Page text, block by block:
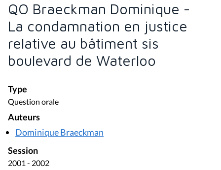
QO Braeckman Dominique -
La condamnation en justice
relative au bâtiment sis
boulevard de Waterloo
Type
Question orale
Auteurs
Dominique Braeckman
Session
2001 - 2002